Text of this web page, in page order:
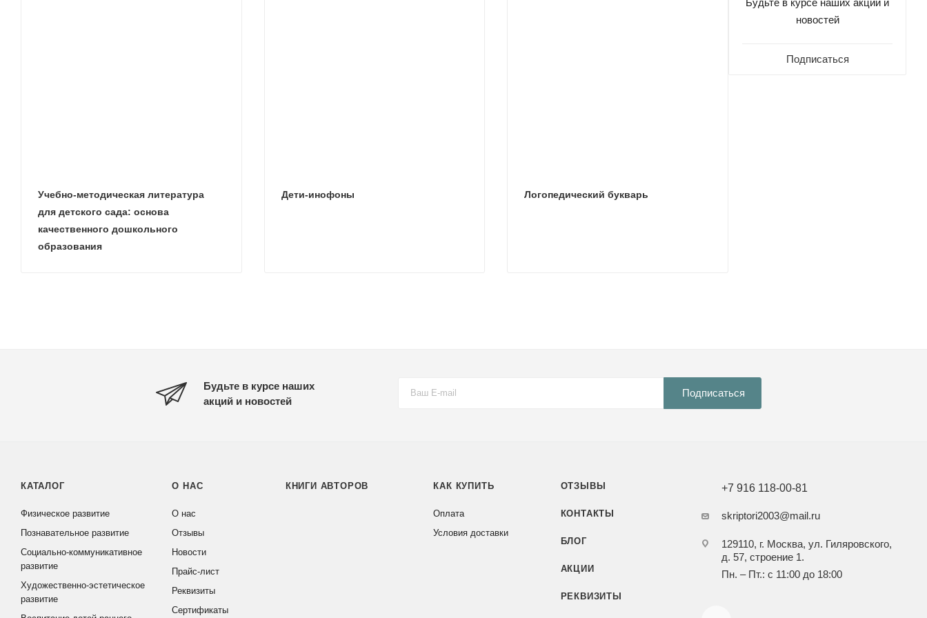
Учебно-методическая литература
для детского сада: основа
качественного дошкольного
образования
Дети-инофоны Логопедический букварь
Будьте в курсе наших акций и
новостей
Подписаться
Будьте в курсе наших
акций и новостей
Подписаться
КАТАЛОГ
Физическое развитие
Познавательное развитие
Социально-коммуникативное
развитие
Художественно-эстетическое
развитие
О НАС
О нас
Отзывы
Новости
Прайс-лист
Реквизиты
Сертификаты
КНИГИ АВТОРОВ КАК КУПИТЬ
Оплата
Условия доставки
ОТЗЫВЫ
КОНТАКТЫ
БЛОГ
АКЦИИ
РЕКВИЗИТЫ
+7 916 118-00-81
skriptori2003@mail.ru
129110, г. Москва, ул. Гиляровского,
д. 57, строение 1.
Пн. – Пт.: с 11:00 до 18:00